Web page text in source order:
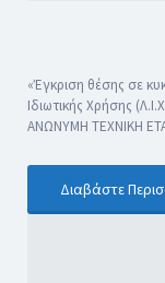
«Έγκριση θέσης σε
Ιδιωτικής Χρήσης
ΑΝΩΝΥΜΗ ΤΕΧΝΙΚΗ
Διαβάστε